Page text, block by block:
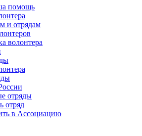
помощь
и отрядам
волонтера
отряды
отряд
в Ассоциацию